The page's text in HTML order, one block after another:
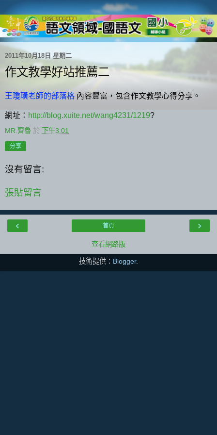
2011年10月18日 星期二
作文教學好站推薦二
王瓊璜老師的部落格 內容豐富，包含作文教學心得分享。
網址： http://blog.xuite.net/wang4231/1219?
MR.齊魯 於 下午3:01
分享
沒有留言:
張貼留言
‹ ›
首頁
查看網路版
技術提供： Blogger.